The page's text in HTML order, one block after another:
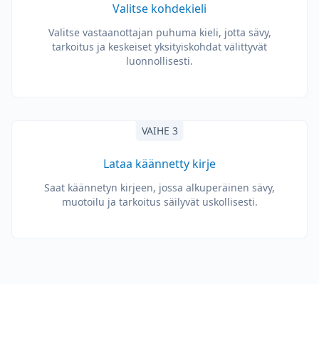
Valitse kohdekieli
Valitse vastaanottajan puhuma kieli, jotta sävy,
tarkoitus ja keskeiset yksityiskohdat välittyvät
luonnollisesti.
VAIHE 3
Lataa käännetty kirje
Saat käännetyn kirjeen, jossa alkuperäinen sävy,
muotoilu ja tarkoitus säilyvät uskollisesti.